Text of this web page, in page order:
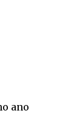
ano